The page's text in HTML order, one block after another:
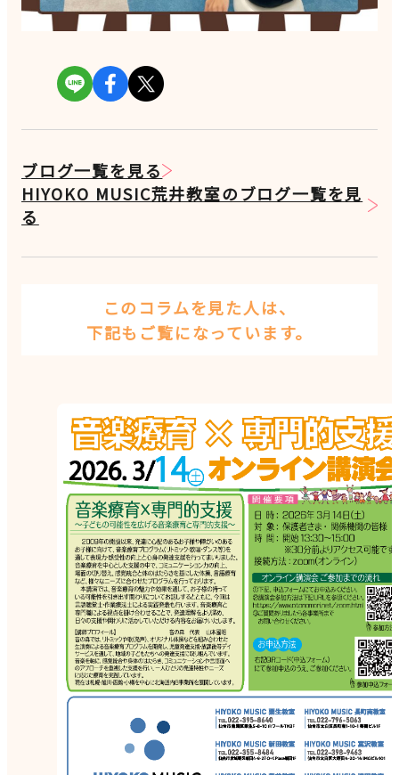
ブログ一覧を見る
HIYOKO MUSIC荒井教室のブログ一覧を見
る
このコラムを見た人は、
下記もご覧になっています。